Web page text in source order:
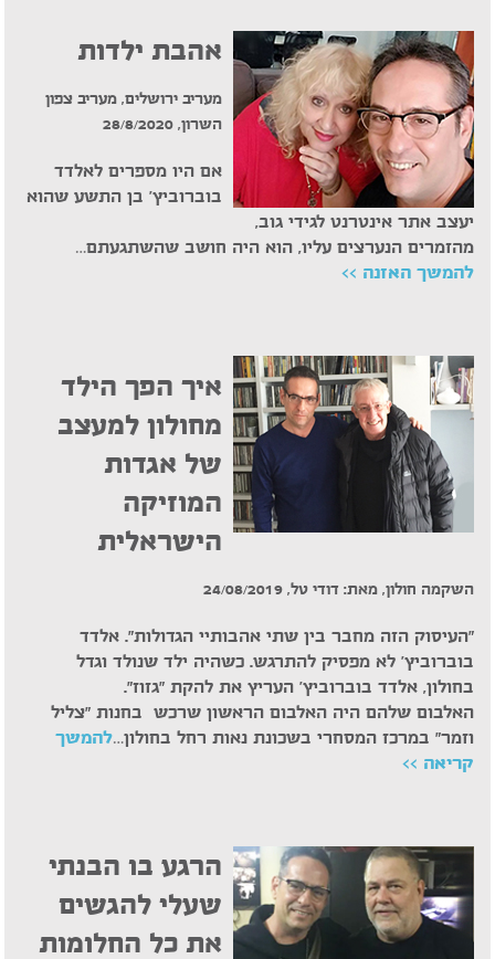
אהבת ילדות
מעריב ירושלים, מעריב צפון
השרון, 28/8/2020
אם היו מספרים לאלדד
בוברוביץ' בן התשע שהוא
יעצב אתר אינטרנט לגידי גוב,
מהזמרים הנערצים עליו, הוא היה חושב שהשתגעתם…
להמשך האזנה >>
איך הפך הילד
מחולון למעצב
של אגדות
המוזיקה
הישראלית
השקמה חולון, מאת: דודי טל, 24/08/2019
"העיסוק הזה מחבר בין שתי אהבותיי הגדולות". אלדד
בוברוביץ' לא מפסיק להתרגש. כשהיה ילד שנולד וגדל
בחולון, אלדד בוברוביץ' העריץ את להקת "גזוז".
האלבום שלהם היה האלבום הראשון שרכש בחנות "צליל
וזמר" במרכז המסחרי בשכונת נאות רחל בחולון…להמשך
קריאה >>
הרגע בו הבנתי
שעלי להגשים
את כל החלומות